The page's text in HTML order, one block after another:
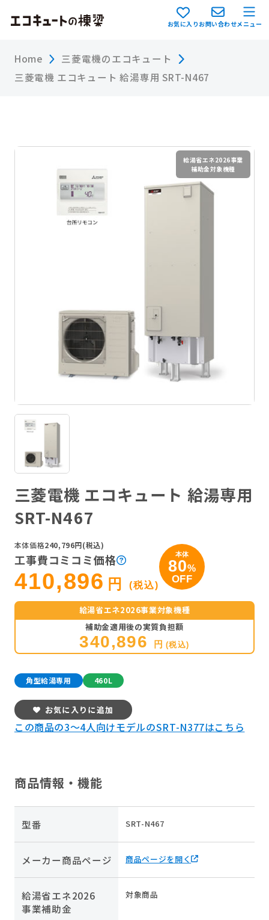
お気に入りお問い合わせメニュー
Home
三菱電機のエコキュート
三菱電機 エコキュート 給湯専用 SRT-N467
給湯省エネ2026事業
補助金対象機種
三菱電機 エコキュート 給湯専用
SRT-N467
本体価格240,796円(税込)
工事費コミコミ価格
410,896 円 (税込)
本体
80%
OFF
給湯省エネ2026事業対象機種
補助金適用後の実質負担額
340,896 円 (税込)
角型給湯専用 460L
お気に入りに追加
この商品の3～4人向けモデルのSRT-N377はこちら
商品情報・機能
型番 SRT-N467
メーカー商品ページ 商品ページを開く
給湯省エネ2026
事業補助金
対象商品